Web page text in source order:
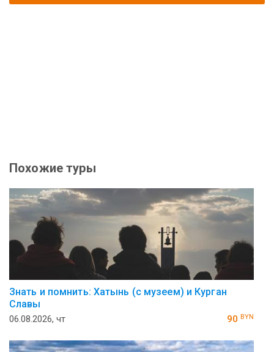
Похожие туры
Знать и помнить: Хатынь (с музеем) и Курган
Славы
06.08.2026, чт 90 BYN